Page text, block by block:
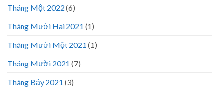
Tháng Một 2022 (6)
Tháng Mười Hai 2021 (1)
Tháng Mười Một 2021 (1)
Tháng Mười 2021 (7)
Tháng Bảy 2021 (3)